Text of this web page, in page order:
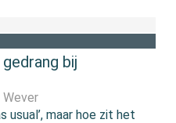
bij
Wever
usual’, maar hoe zit het